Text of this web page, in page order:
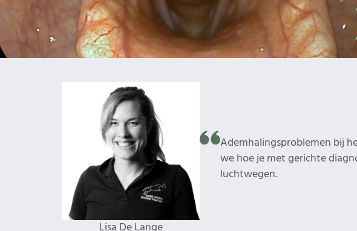
Lisa De Lange
Ademhalingsproblemen bij
we hoe je met gerichte
luchtwegen.